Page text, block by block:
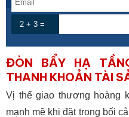
2 + 3 =
ĐÒN BẨY HẠ
THANH KHOẢN TÀI
Vị thế giao thương hoàng
mạnh mẽ khi đặt trong bối